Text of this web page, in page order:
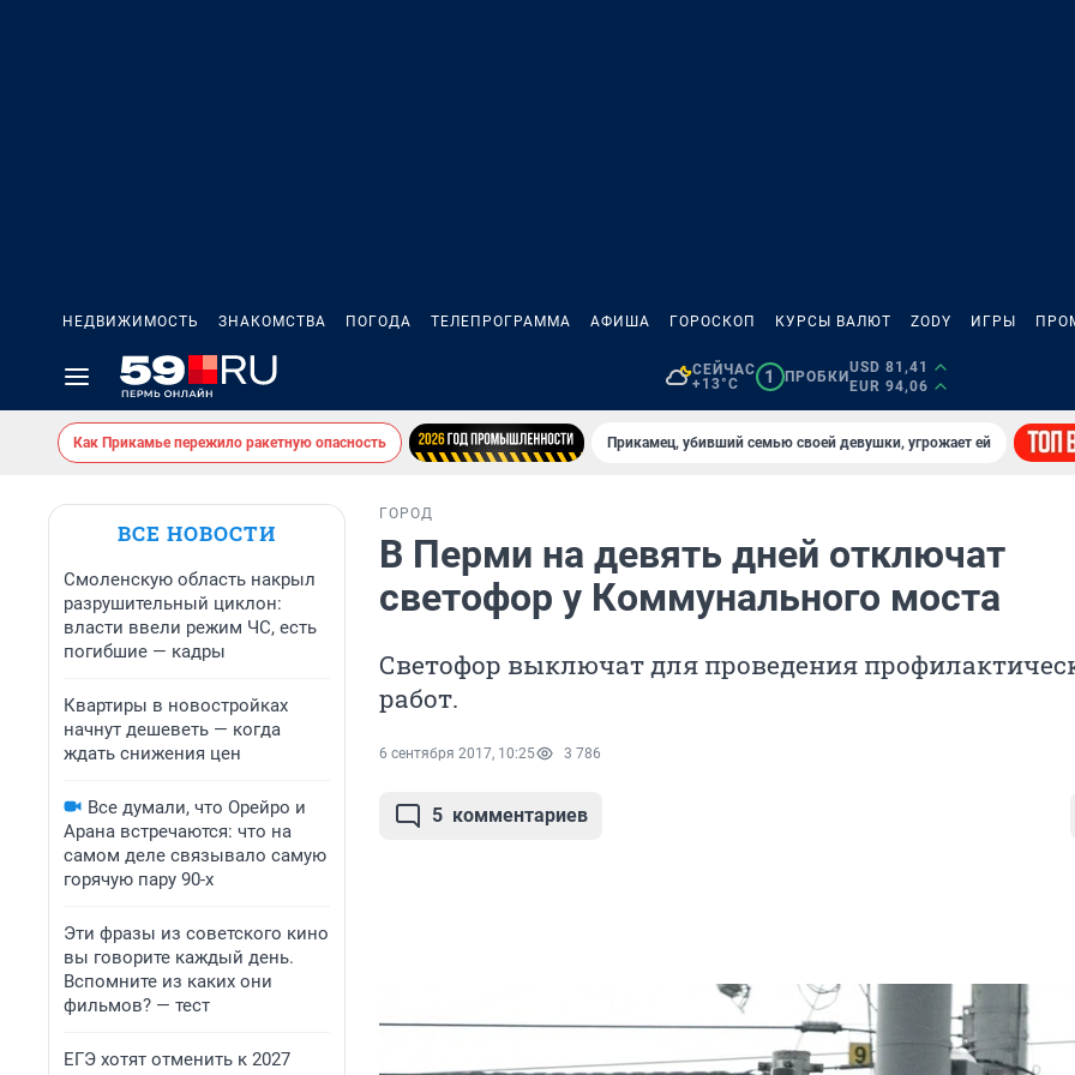
НЕДВИЖИМОСТЬ ЗНАКОМСТВА ПОГОДА ТЕЛЕПРОГРАММА АФИША ГОРОСКОП КУРСЫ ВАЛЮТ ZODY ИГРЫ
СЕЙЧАС
+13°C
1 ПРОБКИ
USD 81,41
EUR 94,06
Как Прикамье пережило ракетную опасность Прикамец, убивший семью своей девушки, угрожает ей
ВСЕ НОВОСТИ
Смоленскую область накрыл
разрушительный циклон:
власти ввели режим ЧС, есть
погибшие — кадры
Квартиры в новостройках
начнут дешеветь — когда
ждать снижения цен
Все думали, что Орейро и
Арана встречаются: что на
самом деле связывало самую
горячую пару 90-х
Эти фразы из советского кино
вы говорите каждый день.
Вспомните из каких они
фильмов? — тест
ЕГЭ хотят отменить к 2027
ГОРОД
В Перми на девять дней отключат
светофор у Коммунального моста
Светофор выключат для проведения
работ.
6 сентября 2017, 10:25 3 786
5 комментариев